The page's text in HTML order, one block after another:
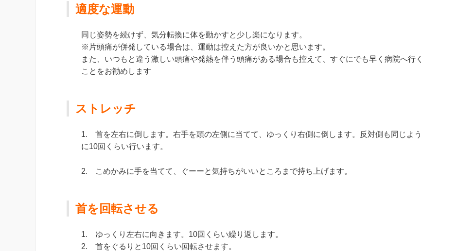
適度な運動
同じ姿勢を続けず、気分転換に体を動かすと少し楽になります。
※片頭痛が併発している場合は、運動は控えた方が良いかと思います。
また、いつもと違う激しい頭痛や発熱を伴う頭痛がある場合も控えて、すぐにでも早く病院へ行く
ことをお勧めします
ストレッチ
1. 首を左右に倒します。右手を頭の左側に当てて、ゆっくり右側に倒します。反対側も同じよう
に10回くらい行います。
2. こめかみに手を当てて、ぐーーと気持ちがいいところまで持ち上げます。
首を回転させる
1. ゆっくり左右に向きます。10回くらい繰り返します。
2. 首をぐるりと10回くらい回転させます。